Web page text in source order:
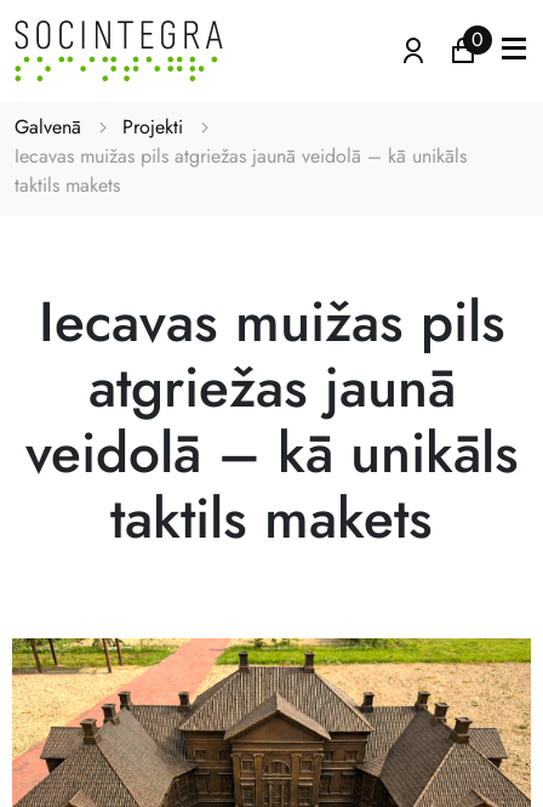
0
Galvenā
Projekti
Iecavas muižas pils atgriežas jaunā veidolā – kā unikāls
taktils makets
Iecavas muižas pils
atgriežas jaunā
veidolā – kā unikāls
taktils makets